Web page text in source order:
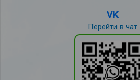
VK
Перейти в чат